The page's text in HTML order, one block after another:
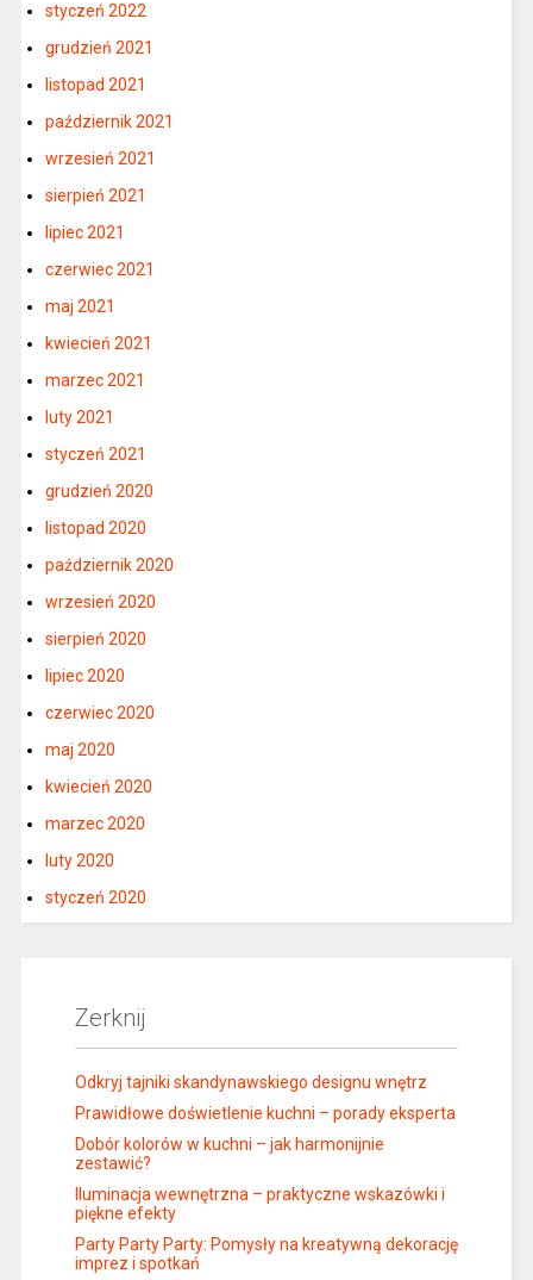
styczeń 2022
grudzień 2021
listopad 2021
październik 2021
wrzesień 2021
sierpień 2021
lipiec 2021
czerwiec 2021
maj 2021
kwiecień 2021
marzec 2021
luty 2021
styczeń 2021
grudzień 2020
listopad 2020
październik 2020
wrzesień 2020
sierpień 2020
lipiec 2020
czerwiec 2020
maj 2020
kwiecień 2020
marzec 2020
luty 2020
styczeń 2020
Zerknij
Odkryj tajniki skandynawskiego designu wnętrz
Prawidłowe doświetlenie kuchni – porady eksperta
Dobór kolorów w kuchni – jak harmonijnie
zestawić?
Iluminacja wewnętrzna – praktyczne wskazówki i
piękne efekty
Party Party Party: Pomysły na kreatywną dekorację
imprez i spotkań